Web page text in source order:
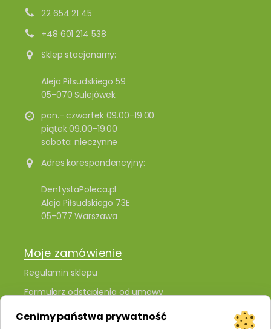
22 654 21 45
+48 601 214 538
Sklep stacjonarny:
Aleja Piłsudskiego 59
05-070 Sulejówek
pon.- czwartek 09.00-19.00
piątek 09.00-19.00
sobota: nieczynne
Adres korespondencyjny:
DentystaPoleca.pl
Aleja Piłsudskiego 73E
05-077 Warszawa
Moje zamówienie
Regulamin sklepu
Formularz odstąpienia od umowy
Polityka prywatności i plików cookies
Cenimy państwa prywatność